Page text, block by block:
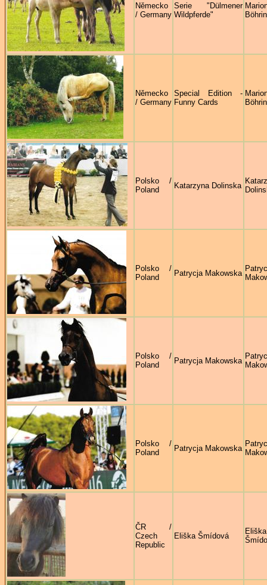
Německo
/ Germany
Serie "Dülmener
Wildpferde"
Německo
/ Germany
Special Edition -
Funny Cards
Polsko /
Poland
Katarzyna Dolinska
Polsko /
Poland
Patrycja Makowska
Polsko /
Poland
Patrycja Makowska
Polsko /
Poland
Patrycja Makowska
ČR /
Czech
Republic
Eliška Šmídová
Eliška